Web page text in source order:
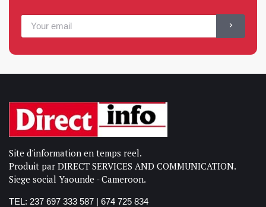
Site d'information en temps reel.
Produit par DIRECT SERVICES AND COMMUNICATION.
Siege social Yaounde - Cameroon.
TEL: 237 697 333 587 | 674 725 834